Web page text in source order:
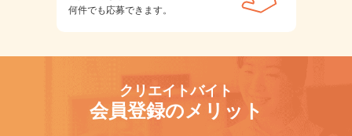
何件でも応募できます。
クリエイトバイト
会員登録のメリット